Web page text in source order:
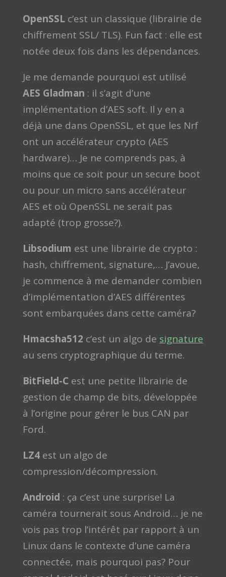
OpenSSL c’est un classique (librairie de
chiffrement SSL/ TLS). Fun fact : elle est
notée deux fois dans les dépendances.
Je me demande pourquoi est utilisé
AES Gladman : il s’agit d’une
implémentation d’AES soft. Il y en a
déjà une dans OpenSSL, et que les Nrf
ont un accélérateur crypto (AES
hardware)… Je ne comprends pas, à
moins que ce soit pour un secure boot
ou pour un micro sans accélérateur
AES et où OpenSSL ne serait pas
adapté (trop grosse?).
Libsodium est une librairie de crypto :
hash, chiffrement, signature,… J’avoue,
je commence à me demander combien
d’implémentation d’AES différentes
sont embarquées dans cette caméra?
Hmacsha512 c’est un algo de signature
au sens cryptographique du terme.
BitField-Cest une petite librairie de
gestion de champ de bits, développée
à l’origine pour gérer le bus CAN par
Ford.
LZ4est un algo de
compression/décompression.
Android : ça c’est une surprise! La
caméra tournerait sous Android… je ne
vois pas trop l’intérêt par rapport à un
Linux dans le contexte d’une caméra
connectée, mais pourquoi pas? Pour